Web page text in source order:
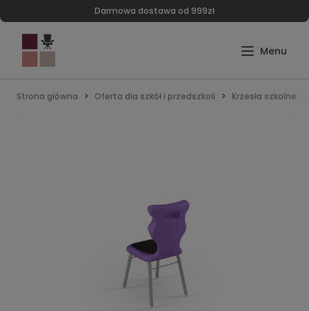
Darmowa dostawa od 999zł
Strona główna Oferta dla szkół i przedszkoli Krzesła szkolne